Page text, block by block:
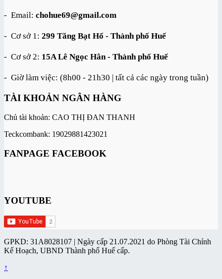
- Email: chohue69@gmail.com
- Cơ sở 1: 299 Tăng Bạt Hổ - Thành phố Huế
- Cơ sở 2: 15A Lê Ngọc Hân - Thành phố Huế
- Giờ làm việc: (8h00 - 21h30 | tất cả các ngày trong tuần)
TÀI KHOẢN NGÂN HÀNG
Chủ tài khoản: CAO THỊ ĐAN THANH
Teckcombank: 19029881423021
FANPAGE FACEBOOK
YOUTUBE
GPKD: 31A8028107 | Ngày cấp 21.07.2021 do Phòng Tài Chính
Kế Hoạch, UBND Thành phố Huế cấp.
↑